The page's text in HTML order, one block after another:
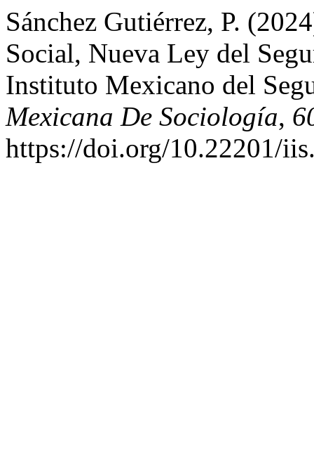
Sánchez Gutiérrez, P.
Social, Nueva Ley del
Instituto Mexicano del
Mexicana De Sociología,
https://doi.org/10.22201/